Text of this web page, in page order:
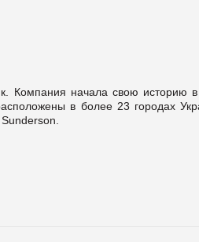
Компания начала свою историю
в более 23 городах